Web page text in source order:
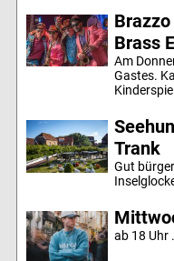
Brass
Am
Gastes.
Trank
Gut
ab 18 Uhr